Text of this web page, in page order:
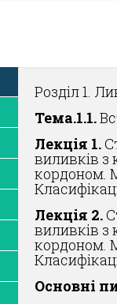
Розділ 1.
Тема.1.1.
Лекція 1.
виливків з
кордоном.
Лекція 2.
виливків з
кордоном.
Основні